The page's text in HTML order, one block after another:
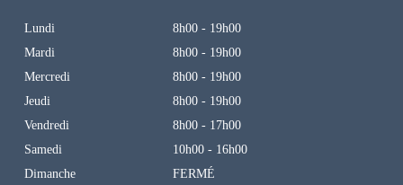
Lundi
8h00 - 19h00
Mardi
8h00 - 19h00
Mercredi
8h00 - 19h00
Jeudi
8h00 - 19h00
Vendredi
8h00 - 17h00
Samedi
10h00 - 16h00
Dimanche
FERMÉ